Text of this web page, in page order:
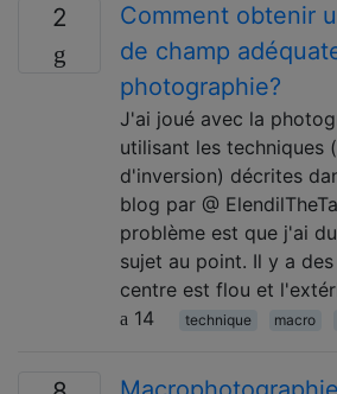
2
Comment obtenir
de champ
photographie?
J'ai joué avec la
utilisant les techniques
d'inversion) décrites
blog par @
problème est que j'ai
sujet au point. Il y a
centre est flou et
14
technique macro